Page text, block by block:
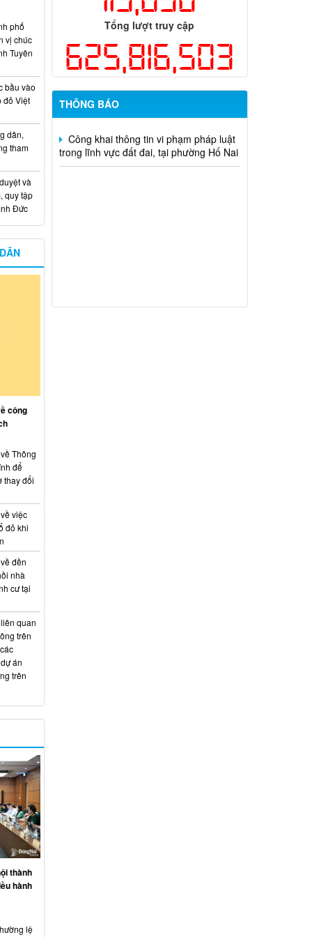
Tổng lượt truy cập
625,816,503
THÔNG BÁO
khai Kế hoạch Khám sức khỏe định kỳ
hoặc khám sàng lọc miễn phí ít nhất mỗi
năm một lần cho người dân trên địa bàn
thành phố Đồng Nai
Hỗ trợ đăng tải thông tin hợp nhất,
phố
vị chúc
Tuyên
bầu vào
đỏ Việt
dân,
tham
và
quy tập
Đức
công
Thông
để
thay đổi
việc
đỏ khi
đền
nhà
cư tại
quan
trên
án
trên
thành
hành
lệ